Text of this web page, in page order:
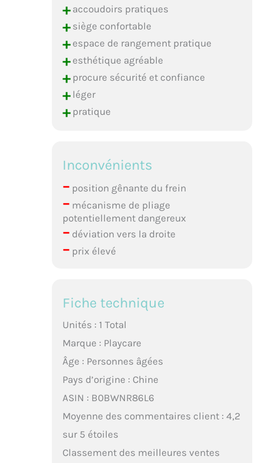
+accoudoirs pratiques
+siège confortable
+espace de rangement pratique
+esthétique agréable
+procure sécurité et confiance
+léger
+pratique
Inconvénients
–position gênante du frein
–mécanisme de pliage
potentiellement dangereux
–déviation vers la droite
–prix élevé
Fiche technique
Unités : 1 Total
Marque : Playcare
Âge : Personnes âgées
Pays d’origine : Chine
ASIN : B0BWNR86L6
Moyenne des commentaires client : 4,2
sur 5 étoiles
Classement des meilleures ventes